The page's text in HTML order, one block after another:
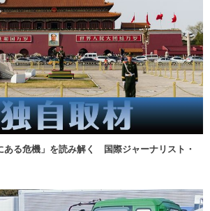
ある危機」を読み解く 国際ジャーナリスト・